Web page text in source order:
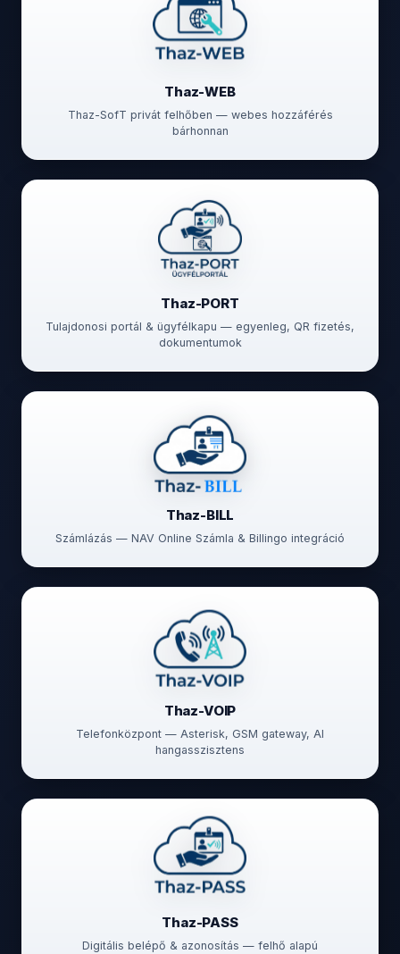
Thaz-WEB
Thaz-SofT privát felhőben — webes hozzáférés
bárhonnan
Thaz-PORT
Tulajdonosi portál & ügyfélkapu — egyenleg, QR fizetés,
dokumentumok
Thaz-BILL
Számlázás — NAV Online Számla & Billingo integráció
Thaz-VOIP
Telefonközpont — Asterisk, GSM gateway, AI
hangasszisztens
Thaz-PASS
Digitális belépő & azonosítás — felhő alapú